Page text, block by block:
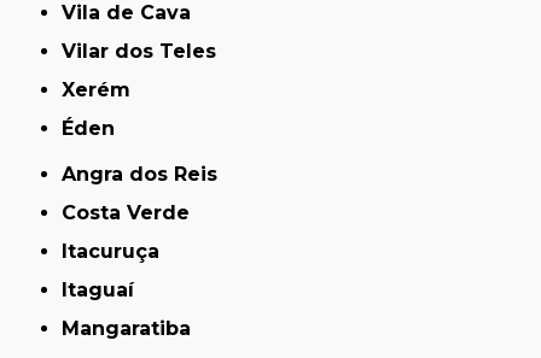
Vila de Cava
Vilar dos Teles
Xerém
Éden
Angra dos Reis
Costa Verde
Itacuruça
Itaguaí
Mangaratiba